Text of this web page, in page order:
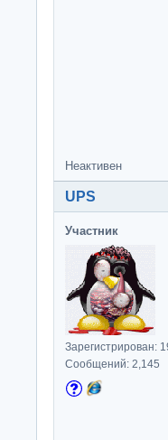
Неактивен
UPS
Участник
Зарегистрирован:
Сообщений: 2,145